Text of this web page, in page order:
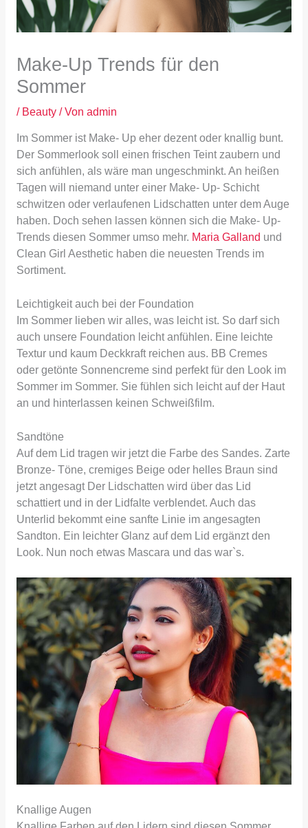
Make-Up Trends für den
Sommer
/ Beauty/ Von admin
Im Sommer ist Make- Up eher dezent oder knallig bunt.
Der Sommerlook soll einen frischen Teint zaubern und
sich anfühlen, als wäre man ungeschminkt. An heißen
Tagen will niemand unter einer Make- Up- Schicht
schwitzen oder verlaufenen Lidschatten unter dem Auge
haben. Doch sehen lassen können sich die Make- Up-
Trends diesen Sommer umso mehr. Maria Galland und
Clean Girl Aesthetic haben die neuesten Trends im
Sortiment.
Leichtigkeit auch bei der Foundation
Im Sommer lieben wir alles, was leicht ist. So darf sich
auch unsere Foundation leicht anfühlen. Eine leichte
Textur und kaum Deckkraft reichen aus. BB Cremes
oder getönte Sonnencreme sind perfekt für den Look im
Sommer im Sommer. Sie fühlen sich leicht auf der Haut
an und hinterlassen keinen Schweißfilm.
Sandtöne
Auf dem Lid tragen wir jetzt die Farbe des Sandes. Zarte
Bronze- Töne, cremiges Beige oder helles Braun sind
jetzt angesagt Der Lidschatten wird über das Lid
schattiert und in der Lidfalte verblendet. Auch das
Unterlid bekommt eine sanfte Linie im angesagten
Sandton. Ein leichter Glanz auf dem Lid ergänzt den
Look. Nun noch etwas Mascara und das war`s.
Knallige Augen